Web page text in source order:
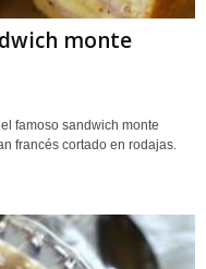
monte
famoso sandwich monte
francés cortado en rodajas.